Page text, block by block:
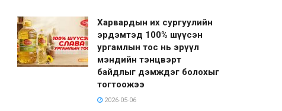
Харвардын их сургуулийн
эрдэмтэд 100% шүүсэн
ургамлын тос нь эрүүл
мэндийн тэнцвэрт
байдлыг дэмждэг болохыг
тогтоожээ
2026-05-06